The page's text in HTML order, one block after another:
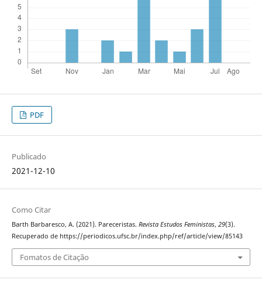
PDF
Publicado
2021-12-10
Como Citar
Barth Barbaresco, A. (2021). Pareceristas. Revista Estudos Feministas, 29(3).
Recuperado de https://periodicos.ufsc.br/index.php/ref/article/view/85143
Fomatos de Citação